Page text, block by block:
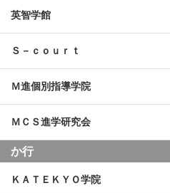
英智学館
Ｓ－ｃｏｕｒｔ
Ｍ進個別指導学院
ＭＣＳ進学研究会
か行
ＫＡＴＥＫＹＯ学院